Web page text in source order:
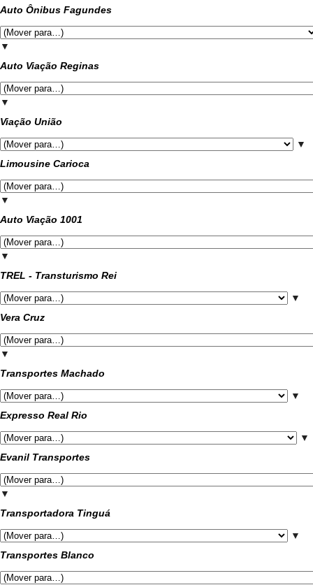
Auto Ônibus Fagundes
▼
Auto Viação Reginas
▼
Viação União
▼
Limousine Carioca
▼
Auto Viação 1001
▼
TREL - Transturismo Rei
▼
Vera Cruz
▼
Transportes Machado
▼
Expresso Real Rio
▼
Evanil Transportes
▼
Transportadora Tinguá
▼
Transportes Blanco